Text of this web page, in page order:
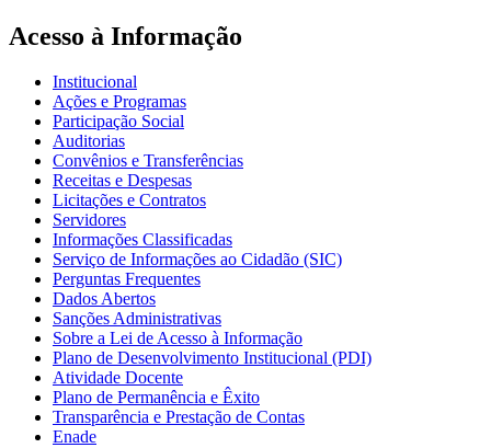
Acesso à Informação
Institucional
Ações e Programas
Participação Social
Auditorias
Convênios e Transferências
Receitas e Despesas
Licitações e Contratos
Servidores
Informações Classificadas
Serviço de Informações ao Cidadão (SIC)
Perguntas Frequentes
Dados Abertos
Sanções Administrativas
Sobre a Lei de Acesso à Informação
Plano de Desenvolvimento Institucional (PDI)
Atividade Docente
Plano de Permanência e Êxito
Transparência e Prestação de Contas
Enade